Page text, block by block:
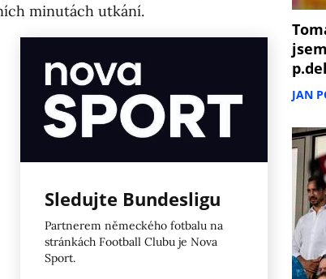
minutách utkání.
Sledujte Bundesligu
Partnerem německého fotbalu na
stránkách Football Clubu je Nova
Sport.
p.del
JAN